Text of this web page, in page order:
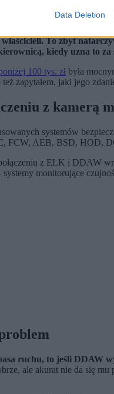
Data Deletion
L, więc zapisałem się
To zbyt
kiedy uzna to za
100 tys. zł była
zapytałem, jaki jego
z kamerą
systemów
FCW, AEB, BSD,
z ELK i DDAW
monitorujące
ruchu, to jeśli DDAW
ale akurat nie da się